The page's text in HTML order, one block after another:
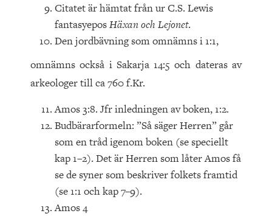
Citatet är hämtat från ur C.S. Lewis
fantasyeposHäxan och Lejonet.
Den jordbävning som omnämns i 1:1,
omnämns också i Sakarja 14:5 och dateras av
arkeologer till ca 760 f.Kr.
Amos 3:8. Jfr inledningen av boken, 1:2.
Budbärarformeln: ”Så säger Herren” går
som en tråd igenom boken (se speciellt
kap 1–2). Det är Herren som låter Amos få
se de syner som beskriver folkets framtid
(se 1:1 och kap 7–9).
Amos 4